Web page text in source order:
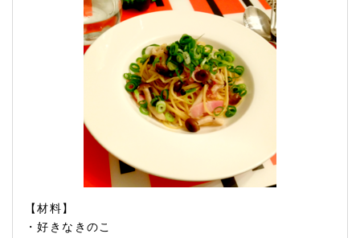
【材料】
・好きなきのこ